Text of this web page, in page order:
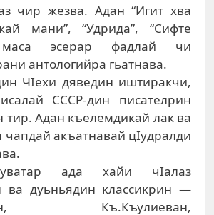
чир жезва. Адан “Игит хва
мани”, “Удрида”, “Сифте
эсерар фадлай чи
антологийра гьатнава.
ЧIехи дяведин иштиракчи,
СССР-дин писателрин
тир. Адан къелемдикай лак ва
чапдай акъатнавай цIудралди
ада хайи чIалаз
ва дуьньядин классикрин —
Къ.Къулиеван,